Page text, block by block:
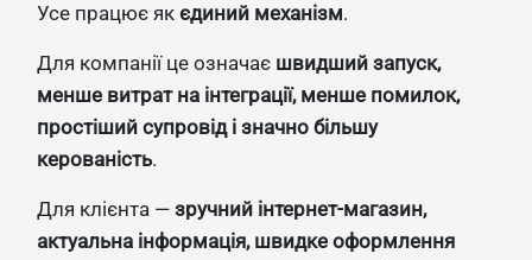
Усе працює як єдиний механізм.
Для компанії це означає швидший запуск,
менше витрат на інтеграції, менше помилок,
простіший супровід і значно більшу
керованість.
Для клієнта — зручний інтернет-магазин,
актуальна інформація, швидке оформлення